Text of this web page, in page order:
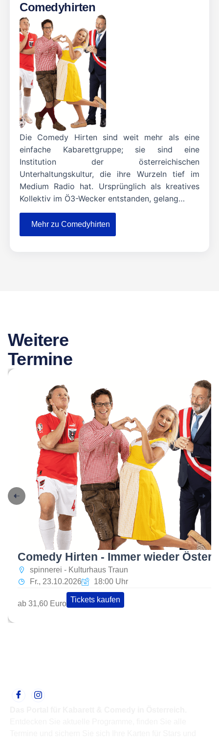
Comedyhirten
Die Comedy Hirten sind weit mehr als eine
einfache Kabarettgruppe; sie sind eine
Institution der österreichischen
Unterhaltungskultur, die ihre Wurzeln tief im
Medium Radio hat. Ursprünglich als kreatives
Kollektiv im Ö3-Wecker entstanden, gelang…
Mehr zu Comedyhirten
Weitere
Termine
Comedy Hirten - Immer wieder
spinnerei - Kulturhaus Traun
Fr., 23.10.2026
18:00 Uhr
ab 31,60 Euro Tickets kaufen